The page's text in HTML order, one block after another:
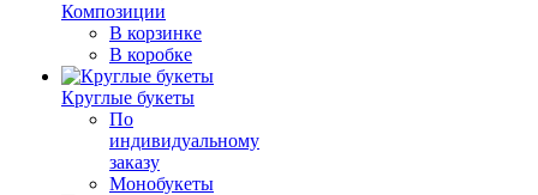
Композиции
В корзинке
В коробке
Круглые букеты
По
индивидуальному
заказу
Монобукеты